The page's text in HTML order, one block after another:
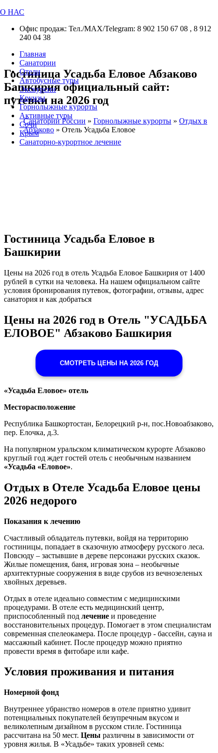
О НАС
Офис продаж: Тел./МАХ/Telegram: 8 902 150 67 08 , 8 912
240 04 38
Главная
Санатории
Отели
Автобусные туры
Экскурсии
Круизы
Горнолыжные курорты
Активные туры
Сочи
Крым
Санаторно-курортное лечение
Гостиница Усадьба Еловое Абзаково
Башкирия официальный сайт:
путевки на 2026 год
Санатории России » Горнолыжные курорты » Отдых в
Абзаково » Отель Усадьба Еловое
Гостиница Усадьба Еловое в
Башкирии
Цены на 2026 год в отель Усадьба Еловое Башкирия от 1400
рублей в сутки на человека. На нашем официальном сайте
условия бронирования путевок, фотографии, отзывы, адрес
санатория и как добраться
Цены на 2026 год в Отель "УСАДЬБА
ЕЛОВОЕ" Абзаково Башкирия
СМОТРЕТЬ ЦЕНЫ НА 2026 ГОД
«Усадьба Еловое» отель
Месторасположение
Республика Башкортостан, Белорецкий р-н, пос.Новоабзаково,
пер. Елочка, д.3.
На популярном уральском климатическом курорте Абзаково
круглый год ждет гостей отель с необычным названием
«Усадьба «Еловое».
Отдых в Отеле Усадьба Еловое цены
2026 недорого
Показания к лечению
Счастливый обладатель путевки, войдя на территорию
гостиницы, попадает в сказочную атмосферу русского леса.
Повсюду – застывшие в дереве персонажи русских сказок.
Жилые помещения, баня, игровая зона – необычные
архитектурные сооружения в виде срубов из вечнозеленых
хвойных деревьев.
Отдых в отеле идеально совместим с медицинскими
процедурами. В отеле есть медицинский центр,
приспособленный под лечение и проведение
восстановительных процедур. Помогает в этом специалистам
современная спелеокамера. После процедур - бассейн, сауна и
массажный кабинет. После процедур можно приятно
провести время в фитобаре или кафе.
Условия проживания и питания
Номерной фонд
Внутреннее убранство номеров в отеле приятно удивит
потенциальных покупателей безупречным вкусом и
великолепным дизайном в русском стиле. Гостиница
рассчитана на 50 мест. Цены различны в зависимости от
уровня жилья. В «Усадьбе» таких уровней семь: